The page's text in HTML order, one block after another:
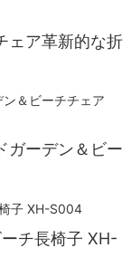
ェア革新的な折
ガーデン＆ビー
チ長椅子 XH-